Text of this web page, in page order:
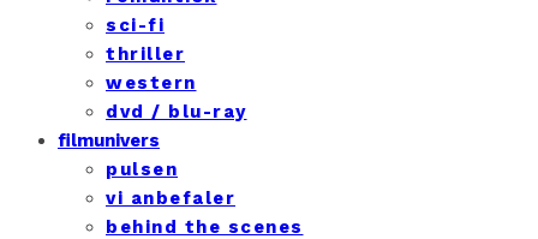
sci-fi
thriller
western
dvd / blu-ray
filmunivers
pulsen
vi anbefaler
behind the scenes